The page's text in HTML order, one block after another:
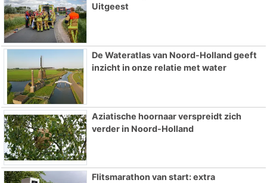
Uitgeest
De Wateratlas van Noord-Holland geeft
inzicht in onze relatie met water
Aziatische hoornaar verspreidt zich
verder in Noord-Holland
Flitsmarathon van start: extra